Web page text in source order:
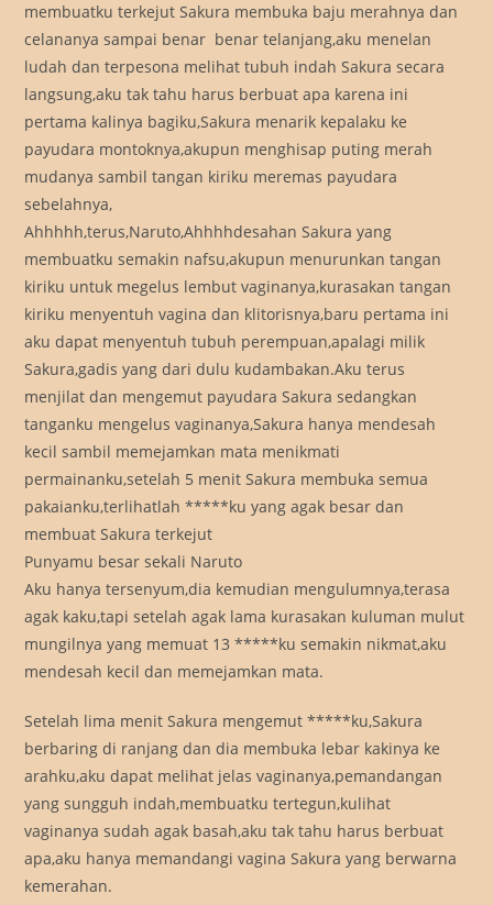
membuatku terkejut Sakura membuka baju merahnya dan
celananya sampai benar  benar telanjang,aku menelan
ludah dan terpesona melihat tubuh indah Sakura secara
langsung,aku tak tahu harus berbuat apa karena ini
pertama kalinya bagiku,Sakura menarik kepalaku ke
payudara montoknya,akupun menghisap puting merah
mudanya sambil tangan kiriku meremas payudara
sebelahnya,
Ahhhhh,terus,Naruto,Ahhhhdesahan Sakura yang
membuatku semakin nafsu,akupun menurunkan tangan
kiriku untuk megelus lembut vaginanya,kurasakan tangan
kiriku menyentuh vagina dan klitorisnya,baru pertama ini
aku dapat menyentuh tubuh perempuan,apalagi milik
Sakura,gadis yang dari dulu kudambakan.Aku terus
menjilat dan mengemut payudara Sakura sedangkan
tanganku mengelus vaginanya,Sakura hanya mendesah
kecil sambil memejamkan mata menikmati
permainanku,setelah 5 menit Sakura membuka semua
pakaianku,terlihatlah *****ku yang agak besar dan
membuat Sakura terkejut
Punyamu besar sekali Naruto
Aku hanya tersenyum,dia kemudian mengulumnya,terasa
agak kaku,tapi setelah agak lama kurasakan kuluman mulut
mungilnya yang memuat 13 *****ku semakin nikmat,aku
mendesah kecil dan memejamkan mata.
Setelah lima menit Sakura mengemut *****ku,Sakura
berbaring di ranjang dan dia membuka lebar kakinya ke
arahku,aku dapat melihat jelas vaginanya,pemandangan
yang sungguh indah,membuatku tertegun,kulihat
vaginanya sudah agak basah,aku tak tahu harus berbuat
apa,aku hanya memandangi vagina Sakura yang berwarna
kemerahan.